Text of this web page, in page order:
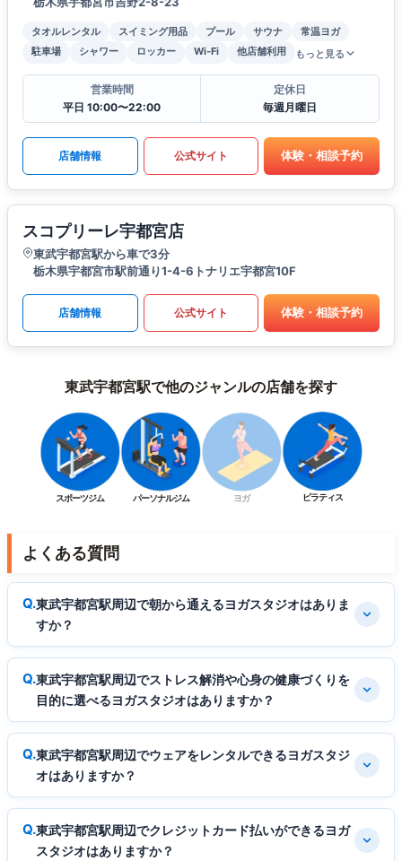
タオルレンタル スイミング用品 プール サウナ
常温ヨガ
駐車場
シャワー ロッカー Wi-Fi 他店舗利用 もっと見る
営業時間
平日 10:00〜22:00
定休日
毎週月曜日
店舗情報 公式サイト 体験・相談予約
スコプリーレ宇都宮店
東武宇都宮駅から車で3分
栃木県宇都宮市駅前通り1-4-6トナリエ宇都宮10F
店舗情報 公式サイト 体験・相談予約
東武宇都宮駅で他のジャンルの店舗を探す
スポーツジム パーソナルジム ヨガ ピラティス
よくある質問
東武宇都宮駅周辺で朝から通えるヨガスタジオはありま
すか？
東武宇都宮駅周辺でストレス解消や心身の健康づくりを
目的に選べるヨガスタジオはありますか？
東武宇都宮駅周辺でウェアをレンタルできるヨガスタジ
オはありますか？
東武宇都宮駅周辺でクレジットカード払いができるヨガ
スタジオはありますか？